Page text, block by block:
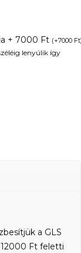
+ 7000 Ft (+7000 Ft
lenyúlik így
a GLS
12000 Ft feletti